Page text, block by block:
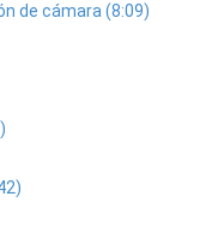
de cámara (8:09)